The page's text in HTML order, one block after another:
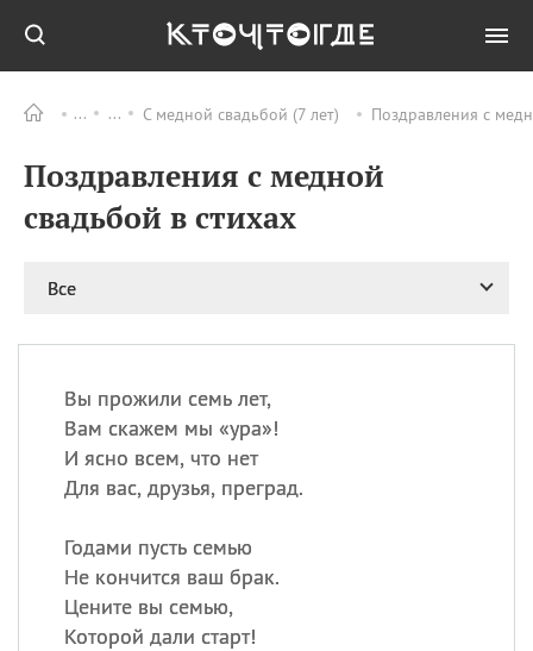
С медной свадьбой (7 лет) Поздравления с
Поздравления с медной
свадьбой в стихах
Все
Вы прожили семь лет,
Вам скажем мы «ура»!
И ясно всем, что нет
Для вас, друзья, преград.
Годами пусть семью
Не кончится ваш брак.
Цените вы семью,
Которой дали старт!
ПРАЗДНИКИ Все
08.08 День «Счастье
случается» (Happiness
великомученика
09.08
ИМЕНА
Сегодня празднуют именины